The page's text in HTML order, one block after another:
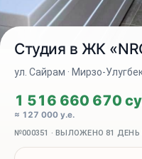
2 / 7
Студия в ЖК
ул. Сайрам · Мирзо-
1 516 660 670
≈ 127 000 у.е.
№000351 · ВЫЛОЖЕНО 81